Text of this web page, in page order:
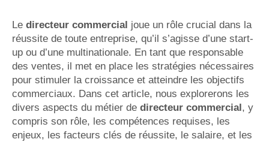
Le directeur commercial joue un rôle crucial dans la
réussite de toute entreprise, qu’il s’agisse d’une start-
up ou d’une multinationale. En tant que responsable
des ventes, il met en place les stratégies nécessaires
pour stimuler la croissance et atteindre les objectifs
commerciaux. Dans cet article, nous explorerons les
divers aspects du métier de directeur commercial, y
compris son rôle, les compétences requises, les
enjeux, les facteurs clés de réussite, le salaire, et les